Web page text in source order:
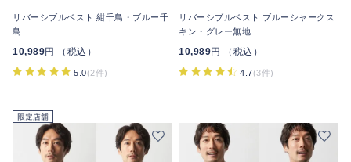
リバーシブルベスト 紺千鳥・ブルー千
鳥
10,989円 （税込）
5.0(2件)
リバーシブルベスト ブルーシャークス
キン・グレー無地
10,989円 （税込）
4.7(3件)